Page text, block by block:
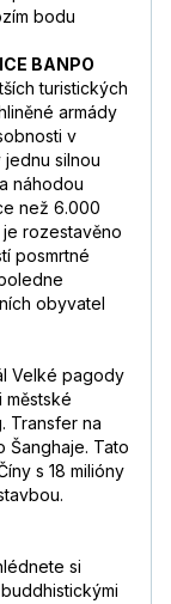
bodu
BANPO
turistických
armády
v
jednu silnou
náhodou
než 6.000
rozestavěno
posmrtné
obyvatel
Velké pagody
Transfer na
Šanghaje. Tato
s 18 milióny
si